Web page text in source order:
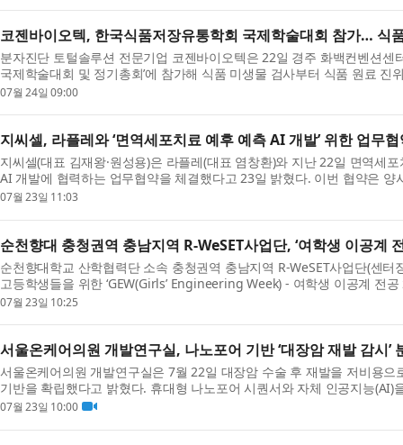
코젠바이오텍, 한국식품저장유통학회 국제학술대회 참가… 식
분자진단 토털솔루션 전문기업 코젠바이오텍은 22일 경주 화백컨벤션센
국제학술대회 및 정기총회’에 참가해 식품 미생물 검사부터 식품 원료
출 ...
07월 24일 09:00
지씨셀, 라플레와 ‘면역세포치료 예후 예측 AI 개발’ 위한 업무
지씨셀(대표 김재왕·원성용)은 라플레(대표 염창환)와 지난 22일 면역세
AI 개발에 협력하는 업무협약을 체결했다고 23일 밝혔다. 이번 협약은
07월 23일 11:03
순천향대 충청권역 충남지역 R-WeSET사업단, ‘여학생 이공계
순천향대학교 산학협력단 소속 충청권역 충남지역 R-WeSET사업단(센
고등학생들을 위한 ‘GEW(Girls’ Engineering Week) - 여학생 이공계 전
보통...
07월 23일 10:25
서울온케어의원 개발연구실, 나노포어 기반 ‘대장암 재발 감시’
서울온케어의원 개발연구실은 7월 22일 대장암 수술 후 재발을 저비용
기반을 확립했다고 밝혔다. 휴대형 나노포어 시퀀서와 자체 인공지능
로 ...
07월 23일 10:00